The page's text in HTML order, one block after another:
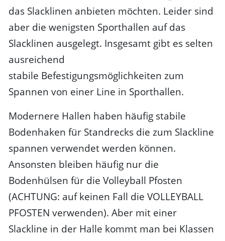
das Slacklinen anbieten möchten. Leider sind
aber die wenigsten Sporthallen auf das
Slacklinen ausgelegt. Insgesamt gibt es selten
ausreichend
stabile Befestigungsmöglichkeiten zum
Spannen von einer Line in Sporthallen.
Modernere Hallen haben häufig stabile
Bodenhaken für Standrecks die zum Slackline
spannen verwendet werden können.
Ansonsten bleiben häufig nur die
Bodenhülsen für die Volleyball Pfosten
(ACHTUNG: auf keinen Fall die VOLLEYBALL
PFOSTEN verwenden). Aber mit einer
Slackline in der Halle kommt man bei Klassen